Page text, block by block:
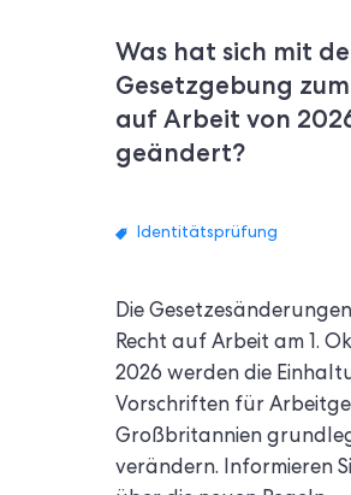
Was hat sich mit
Gesetzgebung
auf Arbeit von
geändert?
Identitätsprüfung
Die
Recht auf Arbeit am 1.
2026 werden die
Vorschriften für
Großbritannien
verändern. Informieren